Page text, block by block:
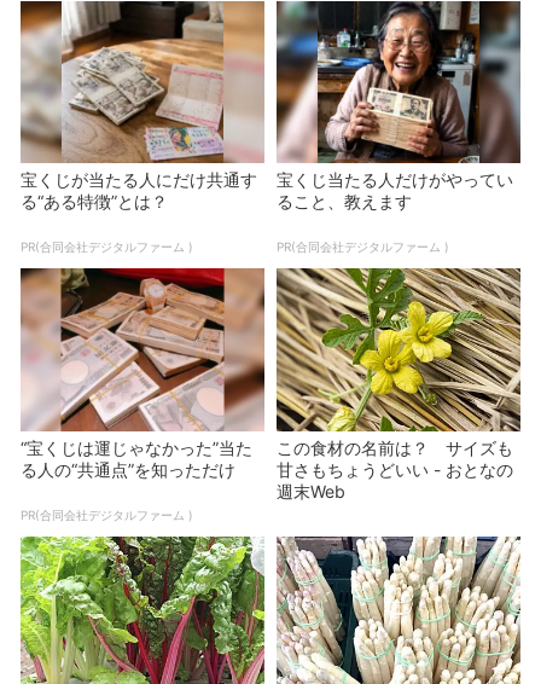
宝くじが当たる人にだけ共通す
る“ある特徴”とは？
PR(合同会社デジタルファーム )
宝くじ当たる人だけがやってい
ること、教えます
PR(合同会社デジタルファーム )
“宝くじは運じゃなかった”当た
る人の“共通点”を知っただけ
PR(合同会社デジタルファーム )
この食材の名前は？ サイズも
甘さもちょうどいい - おとなの
週末Web